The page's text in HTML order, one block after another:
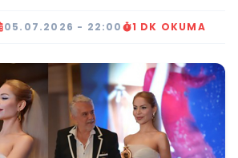
05.07.2026 - 22:00 1 DK OKUMA